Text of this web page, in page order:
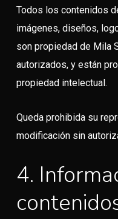
Todos los contenidos
imágenes, diseños,
son propiedad de Mila
autorizados, y están
propiedad intelectual.
Queda prohibida su
modificación sin
4.